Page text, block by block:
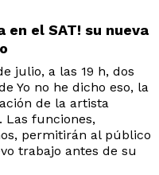
el SAT! su nueva
julio, a las 19 h, dos
Yo no he dicho eso, la
de la artista
Las funciones,
permitirán al público
trabajo antes de su